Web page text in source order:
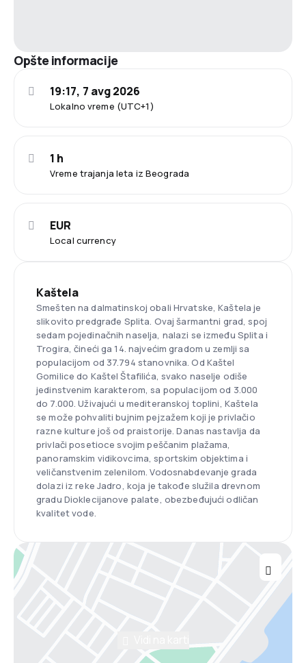
Opšte informacije
Lokalno vreme (UTC+1)
19:17, 7 avg 2026
Vreme trajanja leta iz Beograda
1 h
Local currency
EUR
Kaštela
Smešten na dalmatinskoj obali Hrvatske, Kaštela je
slikovito predgrađe Splita. Ovaj šarmantni grad, spoj
sedam pojedinačnih naselja, nalazi se između Splita i
Trogira, čineći ga 14. najvećim gradom u zemlji sa
populacijom od 37.794 stanovnika. Od Kaštel
Gomilice do Kaštel Štafilića, svako naselje odiše
jedinstvenim karakterom, sa populacijom od 3.000
do 7.000. Uživajući u mediteranskoj toplini, Kaštela
se može pohvaliti bujnim pejzažem koji je privlačio
razne kulture još od praistorije. Danas nastavlja da
privlači posetioce svojim peščanim plažama,
panoramskim vidikovcima, sportskim objektima i
veličanstvenim zelenilom. Vodosnabdevanje grada
dolazi iz reke Jadro, koja je takođe služila drevnom
gradu Dioklecijanove palate, obezbeđujući odličan
kvalitet vode.